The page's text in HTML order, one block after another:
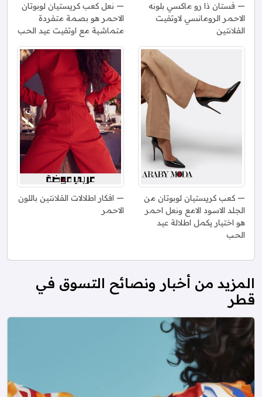
فستان ذا رو ماكسي بلونه
الاحمر الرومانسي لاوتفيت
الفلانتين
نعل كعب كريستيان لوبوتان
الاحمر هو بصمة متفردة
متماشية مع اوتفيت عيد الحب
كعب كريستيان لوبوتان من
الجلد الاسود الامع ونعل احمر
هو اختيار يكمل اطلالة عيد
الحب
افكار اطلالات الفلانتين باللون
الاحمر
المزيد من أخبار ونصائح التسوق في
قطر